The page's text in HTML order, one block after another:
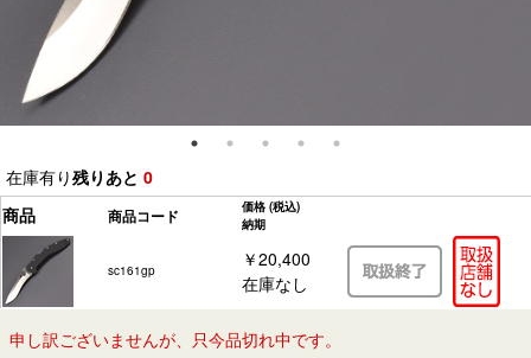
在庫有り残りあと 0
商品
商品コード 価格 (税込)
納期
sc161gp
￥20,400
在庫なし
申し訳ございませんが、只今品切れ中です。